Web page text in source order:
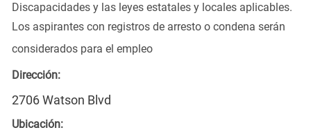
Discapacidades y las leyes estatales y locales aplicables.
Los aspirantes con registros de arresto o condena serán
considerados para el empleo
Dirección:
2706 Watson Blvd
Ubicación: